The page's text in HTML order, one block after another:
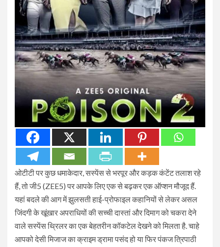
ओटीटी पर कुछ धमाकेदार, सस्पेंस से भरपूर और कड़क कंटेंट तलाश रहे
हैं, तो जी5 (ZEE5) पर आपके लिए एक से बढ़कर एक ऑप्शन मौजूद हैं.
यहां बदले की आग में झुलसती हाई-प्रोफाइल कहानियों से लेकर असल
जिंदगी के खूंखार अपराधियों की सच्ची दास्तां और दिमाग को चकरा देने
वाले सस्पेंस थ्रिलर का एक बेहतरीन कॉकटेल देखने को मिलता है. चाहे
आपको देसी मिजाज का क्राइम ड्रामा पसंद हो या फिर पंकज त्रिपाठी